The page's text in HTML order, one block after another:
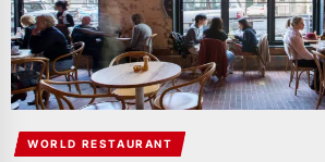
WORLD RESTAURANT